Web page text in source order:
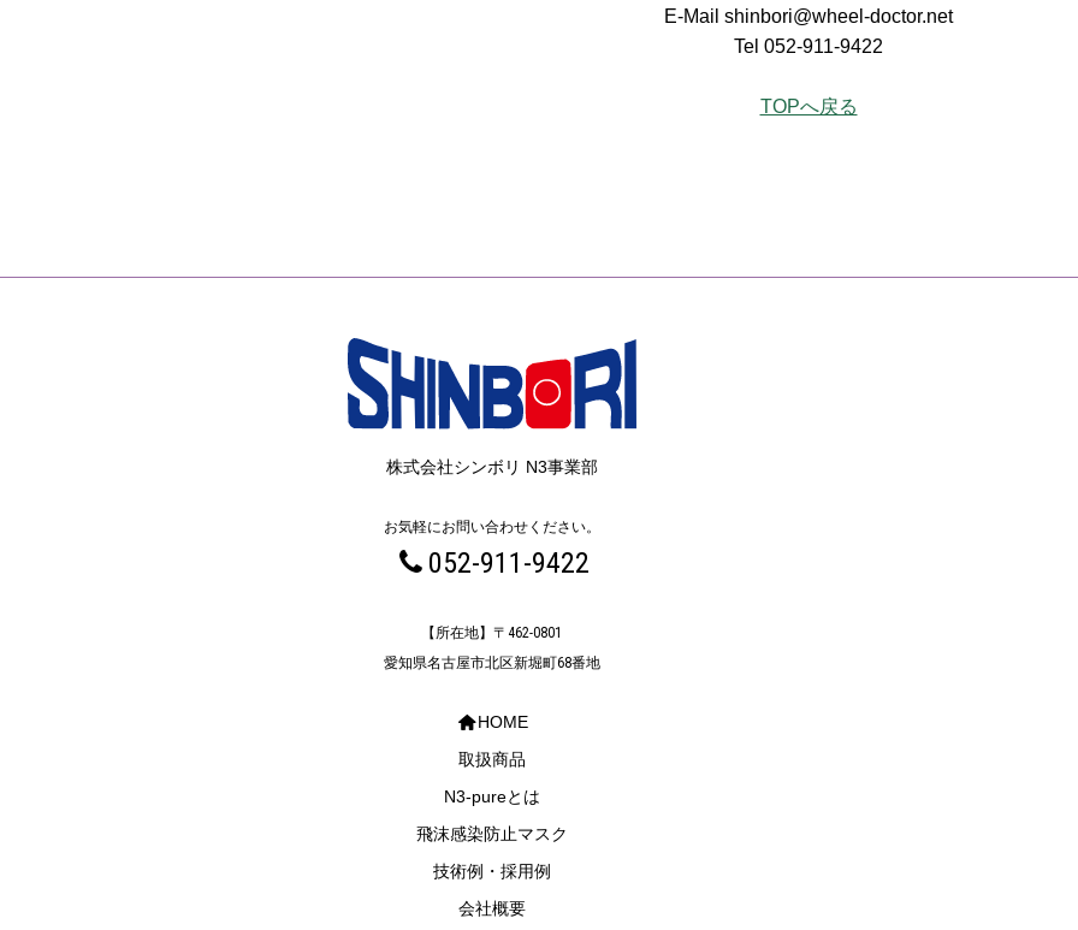
E-Mail shinbori@wheel-doctor.net
Tel 052-911-9422
TOPへ戻る
株式会社シンボリ N3事業部
お気軽にお問い合わせください。
052-911-9422
【所在地】〒462-0801
愛知県名古屋市北区新堀町68番地
HOME
取扱商品
N3-pureとは
飛沫感染防止マスク
技術例・採用例
会社概要